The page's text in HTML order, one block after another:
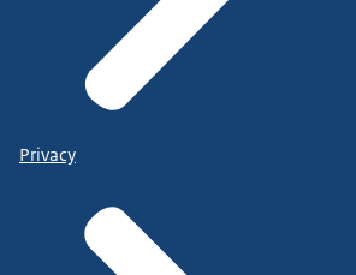
Privacy